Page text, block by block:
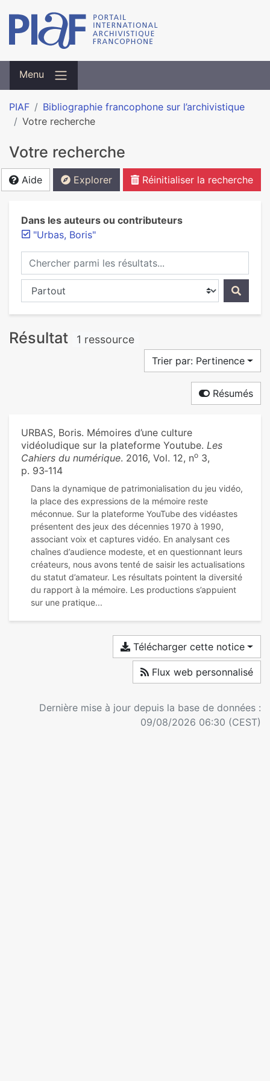
Menu
PIAF
Bibliographie francophone sur l’archivistique
Votre recherche
Votre recherche
Aide Explorer Réinitialiser la recherche
Dans les auteurs ou contributeurs
"Urbas, Boris"
Chercher parmi les résultats...
Chercher dans...
Résultat 1 ressource
Trier par: Pertinence
Résumés
URBAS, Boris. Mémoires d’une culture
vidéoludique sur la plateforme Youtube. Les
Cahiers du numérique. 2016, Vol. 12, no 3,
p. 93‑114
Dans la dynamique de patrimonialisation du jeu vidéo,
la place des expressions de la mémoire reste
méconnue. Sur la plateforme YouTube des vidéastes
présentent des jeux des décennies 1970 à 1990,
associant voix et captures vidéo. En analysant ces
chaînes d’audience modeste, et en questionnant leurs
créateurs, nous avons tenté de saisir les actualisations
du statut d’amateur. Les résultats pointent la diversité
du rapport à la mémoire. Les productions s’appuient
Télécharger cette notice
Flux web personnalisé
Dernière mise à jour depuis la base de données :
09/08/2026 06:30 (CEST)